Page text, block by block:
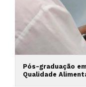
Pós-graduação
Qualidade